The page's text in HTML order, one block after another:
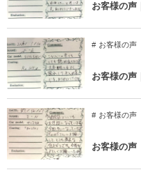
お客様の声
お客様の声
お客様の声
お客様の声
お客様の